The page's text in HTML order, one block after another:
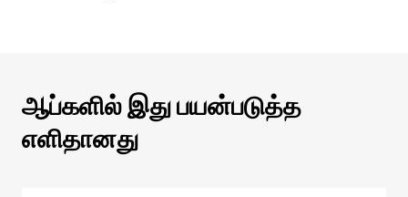
ஆப்களில் இது பயன்படுத்த
எளிதானது